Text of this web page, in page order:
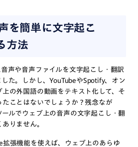
を簡単に文字起こ
方法
声や音声ファイルを文字起こし・翻訳
た。しかし、YouTubeやSpotify、オン
の外国語の動画をテキスト化して、そ
ことはないでしょうか？残念なが
ルでウェブ上の音声の文字起こし・翻
りません。
拡張機能を使えば、ウェブ上のあらゆ